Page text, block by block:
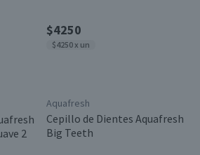
2
$4250
$4250 x un
Aquafresh
Cepillo de Dientes Aquafresh
Big Teeth